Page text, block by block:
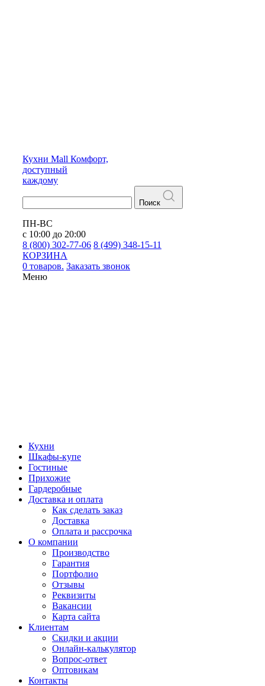
Кухни Mall Комфорт,
доступный
каждому
Поиск
ПН-ВС
с 10:00 до 20:00
8 (800) 302-77-06 8 (499) 348-15-11
КОРЗИНА
0 товаров. Заказать звонок
Меню
Кухни
Шкафы-купе
Гостиные
Прихожие
Гардеробные
Доставка и оплата
Как сделать заказ
Доставка
Оплата и рассрочка
О компании
Производство
Гарантия
Портфолио
Отзывы
Реквизиты
Вакансии
Карта сайта
Клиентам
Скидки и акции
Онлайн-калькулятор
Вопрос-ответ
Оптовикам
Контакты